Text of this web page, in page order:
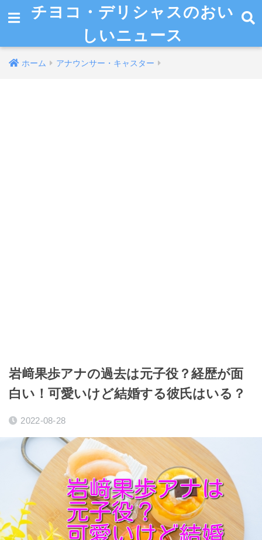
チヨコ・デリシャスのおい
しいニュース
ホーム アナウンサー・キャスター
岩﨑果歩アナの過去は元子役？経歴が面
白い！可愛いけど結婚する彼氏はいる？
2022-08-28